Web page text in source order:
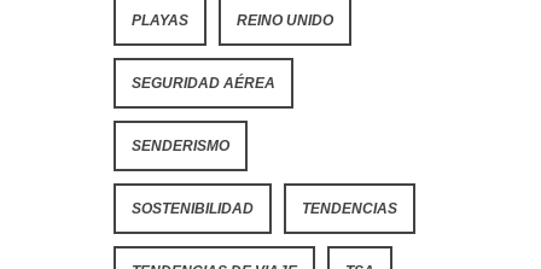
PLAYAS REINO UNIDO
SEGURIDAD AÉREA
SENDERISMO
SOSTENIBILIDAD TENDENCIAS